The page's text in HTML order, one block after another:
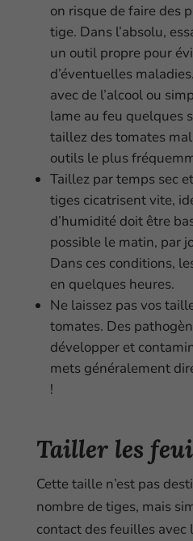
on risque de faire des
tige. Dans l’absolu,
un outil propre pour
d’éventuelles
avec de l’alcool ou
lame au feu quelques
taillez des tomates
outils le plus
Taillez par temps sec
tiges cicatrisent vite,
d’humidité doit être
possible le matin, par
Dans ces conditions,
en quelques heures.
Ne laissez pas vos
tomates. Des
développer et
mets généralement
!
Tailler les
Cette taille n’est pas
nombre de tiges, mais
contact des feuilles avec